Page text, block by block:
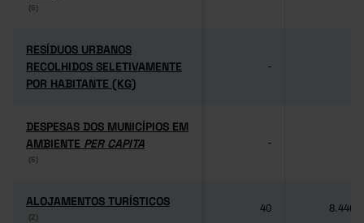
(6)
(6)
RESÍDUOS URBANOS
RECOLHIDOS SELETIVAMENTE
POR HABITANTE (KG)
RESÍDUOS URBANOS
RECOLHIDOS SELETIVAMENTE
POR HABITANTE (KG)
-
DESPESAS DOS MUNICÍPIOS EM
AMBIENTE PER CAPITA
(6)
DESPESAS DOS MUNICÍPIOS EM
AMBIENTE PER CAPITA
(6)
-
ALOJAMENTOS TURÍSTICOS
(2)
ALOJAMENTOS TURÍSTICOS
(2)
40 8.446